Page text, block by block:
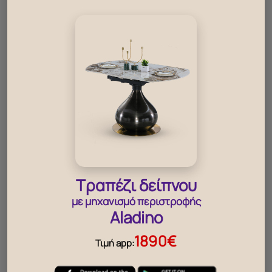
Πακέτα συσκευασίας
2
Συνολικό βάρος προϊόντος
50,000
Τραπέζι δείπνου
με μηχανισμό περιστροφής
Aladino
Τιμή app:1890€